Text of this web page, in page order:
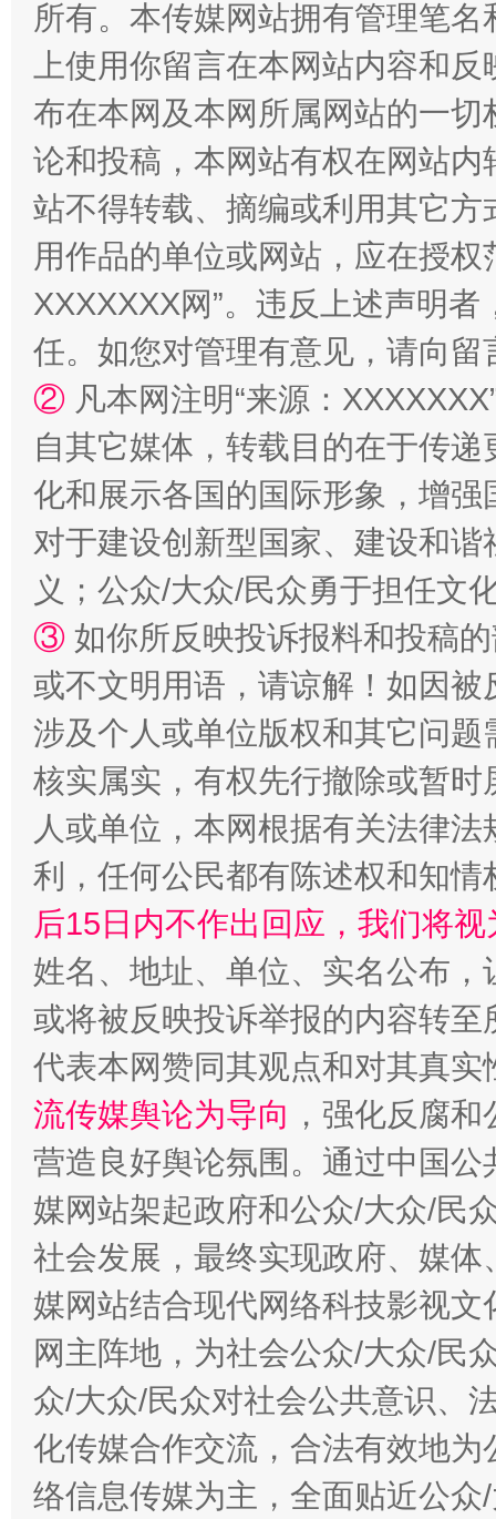
扯下公款旅游的“隐身衣” 如何以
“蜀中异人”王建安的艺术幻境
完善运行机制助力责任有效落实 一纸欠
东山县通报“牛蛙产品抗生素超标问题” 法
所有。本传媒网站拥有管理笔
上使用你留言在本网站内容和
布在本网及本网所属网站的一
论和投稿，本网站有权在网站
站不得转载、摘编或利用其它
用作品的单位或网站，应在授
XXXXXXX网”。违反上述声明
任。如您对管理有意见，请向
② 凡本网注明“来源：
自其它媒体，转载目的在于传
化和展示各国的国际形象，增
对于建设创新型国家、建设和
义；公众/大众/民众勇于担任文
③ 如你所反映投诉报料和投稿
或不文明用语，请谅解！如因
涉及个人或单位版权和其它问题
核实属实，有权先行撤除或暂
人或单位，本网根据有关法律
利，任何公民都有陈述权和知情
后15日内不作出回应，我们将
姓名、地址、单位、实名公布
或将被反映投诉举报的内容转
代表本网赞同其观点和对其真实
流传媒舆论为导向 ，强化反腐
营造良好舆论氛围。通过中国
媒网站架起政府和公众/大众/民
社会发展，最终实现政府、媒
媒网站结合现代网络科技影视
网主阵地，为社会公众/大众/民
众/大众/民众对社会公共意识、
化传媒合作交流，合法有效地
络信息传媒为主，全面贴近公